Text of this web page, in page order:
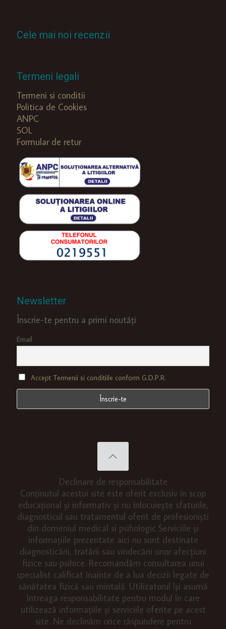
Cele mai noi recenzii
Termeni legali
Termeni si conditii
Politica de Cookies
ANPC
SOL
Formular de retur
Newsletter
Înscrie-te pentru a primi noutăți
Email
Accept Termenii si conditiile conform G.D.P.R.
Declinare de responsabilitate
Conținutul acestui site este oferit exclusiv în scop
educațional și informativ și nu înlocuiește sfaturile,
diagnosticul sau tratamentul oferit de profesioniști
din domeniul medical si psihologic Serviciile și
informațiile prezentate aici nu sunt destinate
diagnosticării, tratării sau vindecării unor afecțiuni
fizice sau psihice. Recomandăm consultarea unui
specialist calificat înainte de a lua decizii legate de
sănătatea fizică sau mintală. Utilizatorul își asumă
întreaga responsabilitate pentru modul în care
utilizează informațiile și serviciile oferite pe acest
site. Ne declinăm orice răspundere pentru